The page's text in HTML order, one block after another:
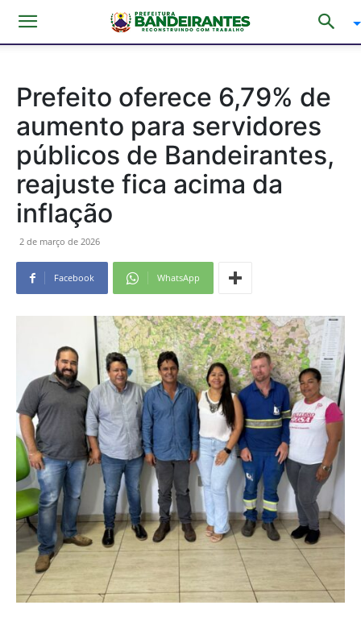
Prefeito oferece 6,79% de
aumento para servidores
públicos de Bandeirantes,
reajuste fica acima da
inflação
2 de março de 2026
Facebook WhatsApp